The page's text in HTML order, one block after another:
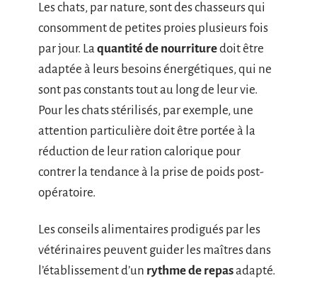
Les chats, par nature, sont des chasseurs qui
consomment de petites proies plusieurs fois
par jour. La quantité de nourrituredoit être
adaptée à leurs besoins énergétiques, qui ne
sont pas constants tout au long de leur vie.
Pour les chats stérilisés, par exemple, une
attention particulière doit être portée à la
réduction de leur ration calorique pour
contrer la tendance à la prise de poids post-
opératoire.
Les conseils alimentaires prodigués par les
vétérinaires peuvent guider les maîtres dans
l’établissement d’un rythme de repasadapté.